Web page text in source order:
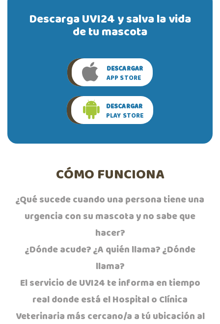
Descarga UVI24 y salva la vida
de tu mascota
DESCARGAR
APP STORE
DESCARGAR
PLAY STORE
CÓMO FUNCIONA
¿Qué sucede cuando una persona tiene una
urgencia con su mascota y no sabe que
hacer?
¿Dónde acude? ¿A quién llama? ¿Dónde
llama?
El servicio de UVI24 te informa en tiempo
real donde está el Hospital o Clínica
Veterinaria más cercano/a a tú ubicación al